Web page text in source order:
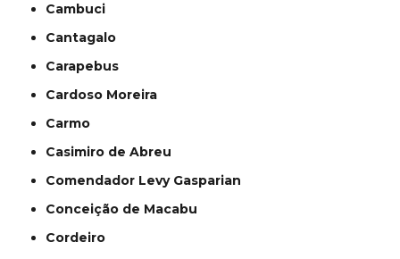
Cambuci
Cantagalo
Carapebus
Cardoso Moreira
Carmo
Casimiro de Abreu
Comendador Levy Gasparian
Conceição de Macabu
Cordeiro